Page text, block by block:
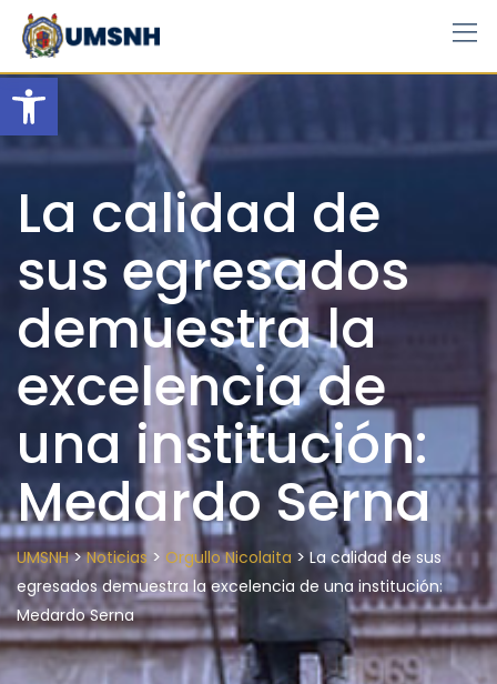
Open toolbar
Skip
content
La calidad de
sus egresados
demuestra la
excelencia de
una institución:
Medardo Serna
UMSNH>Noticias > Orgullo Nicolaita >La calidad de sus
egresados demuestra la excelencia de una institución:
Medardo Serna